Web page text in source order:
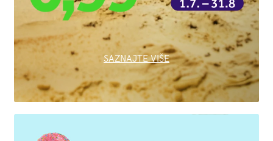
SAZNAJTE VIŠE